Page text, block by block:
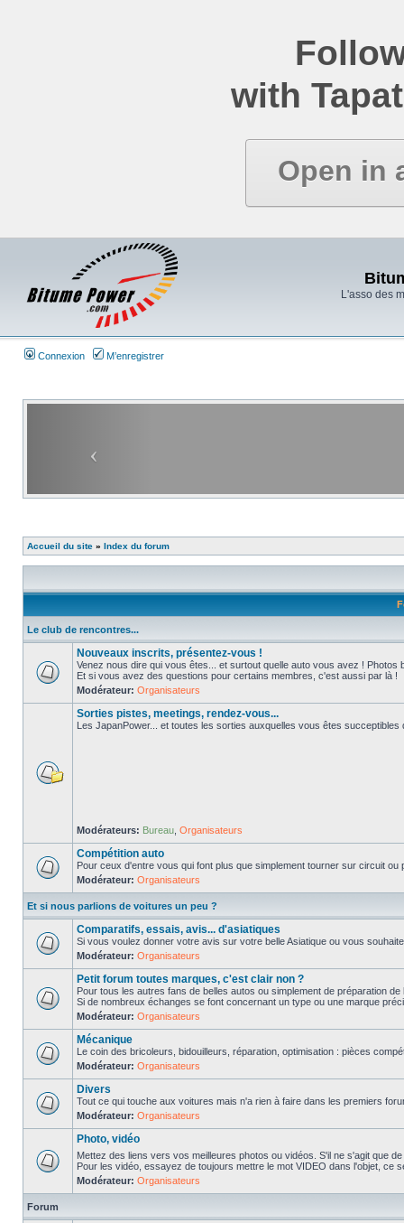
with
Open in
L'asso des
Connexion M’enregistrer
Accueil du site » Index du forum
Le club de rencontres...
Nouveaux inscrits, présentez-vous !
Venez nous dire qui vous êtes... et surtout quelle auto vous avez ! Photos
Et si vous avez des questions pour certains membres, c'est aussi par là !
Modérateur: Organisateurs
Sorties pistes, meetings, rendez-vous...
Les JapanPower... et toutes les sorties auxquelles vous êtes succeptibles
Modérateurs: Bureau Organisateurs
Compétition auto
Pour ceux d'entre vous qui font plus que simplement tourner sur circuit ou
Modérateur: Organisateurs
Et si nous parlions de voitures un peu ?
Comparatifs, essais, avis... d'asiatiques
Si vous voulez donner votre avis sur votre belle Asiatique ou vous
Modérateur: Organisateurs
Petit forum toutes marques, c'est clair non ?
Pour tous les autres fans de belles autos ou simplement de préparation de
Si de nombreux échanges se font concernant un type ou une marque
Modérateur: Organisateurs
Mécanique
Le coin des bricoleurs, bidouilleurs, réparation, optimisation : pièces
Modérateur: Organisateurs
Divers
Tout ce qui touche aux voitures mais n'a rien à faire dans les premiers
Modérateur: Organisateurs
Photo, vidéo
Mettez des liens vers vos meilleures photos ou vidéos. S'il ne s'agit que
Pour les vidéo, essayez de toujours mettre le mot VIDEO dans l'objet, ce
Modérateur: Organisateurs
Forum